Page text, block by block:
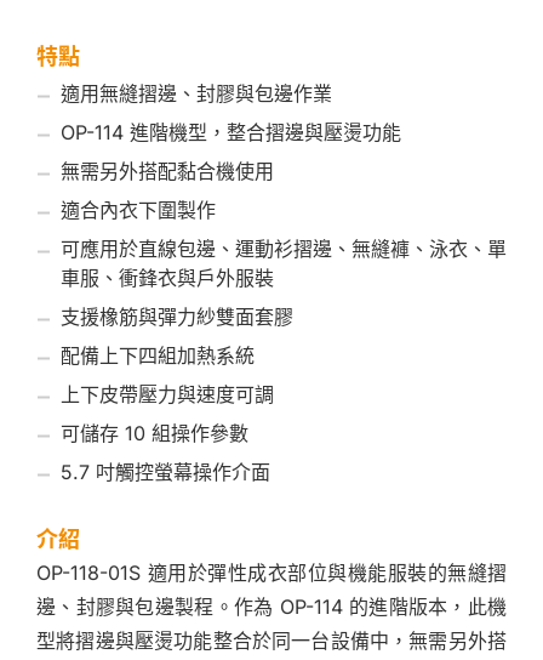
特點
適用無縫摺邊、封膠與包邊作業
OP-114 進階機型，整合摺邊與壓燙功能
無需另外搭配黏合機使用
適合內衣下圍製作
可應用於直線包邊、運動衫摺邊、無縫褲、泳衣、單
車服、衝鋒衣與戶外服裝
支援橡筋與彈力紗雙面套膠
配備上下四組加熱系統
上下皮帶壓力與速度可調
可儲存 10 組操作參數
5.7 吋觸控螢幕操作介面
介紹
OP-118-01S 適用於彈性成衣部位與機能服裝的無縫摺
邊、封膠與包邊製程。作為 OP-114 的進階版本，此機
型將摺邊與壓燙功能整合於同一台設備中，無需另外搭